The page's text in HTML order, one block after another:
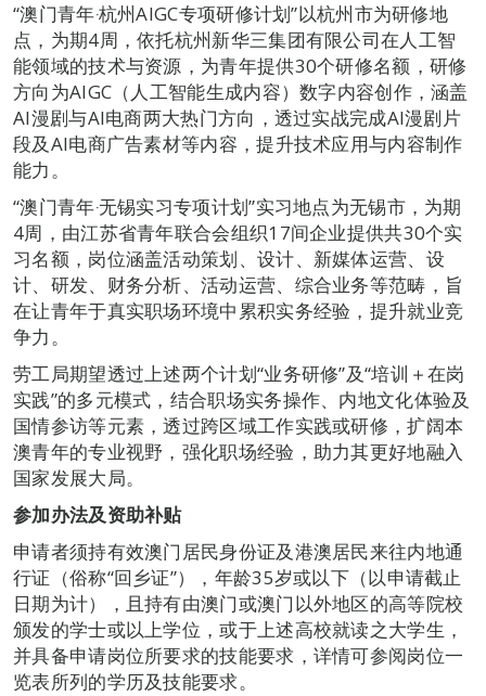
“澳门青年‧杭州AIGC专项研修计划”以杭州市为研修地
点，为期4周，依托杭州新华三集团有限公司在人工智
能领域的技术与资源，为青年提供30个研修名额，研修
方向为AIGC（人工智能生成内容）数字内容创作，涵盖
AI漫剧与AI电商两大热门方向，透过实战完成AI漫剧片
段及AI电商广告素材等内容，提升技术应用与内容制作
能力。
“澳门青年‧无锡实习专项计划”实习地点为无锡市，为期
4周，由江苏省青年联合会组织17间企业提供共30个实
习名额，岗位涵盖活动策划、设计、新媒体运营、设
计、研发、财务分析、活动运营、综合业务等范畴，旨
在让青年于真实职场环境中累积实务经验，提升就业竞
争力。
劳工局期望透过上述两个计划“业务研修”及“培训＋在岗
实践”的多元模式，结合职场实务操作、内地文化体验及
国情参访等元素，透过跨区域工作实践或研修，扩阔本
澳青年的专业视野，强化职场经验，助力其更好地融入
国家发展大局。
参加办法及资助补贴
申请者须持有效澳门居民身份证及港澳居民来往内地通
行证（俗称“回乡证”），年龄35岁或以下（以申请截止
日期为计），且持有由澳门或澳门以外地区的高等院校
颁发的学士或以上学位，或于上述高校就读之大学生，
并具备申请岗位所要求的技能要求，详情可参阅岗位一
览表所列的学历及技能要求。